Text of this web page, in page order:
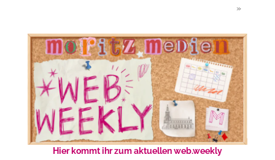
»
Hier kommt ihr zum aktuellen web.weekly